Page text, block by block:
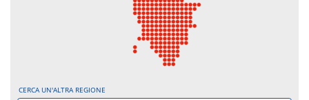
CERCA UN'ALTRA REGIONE